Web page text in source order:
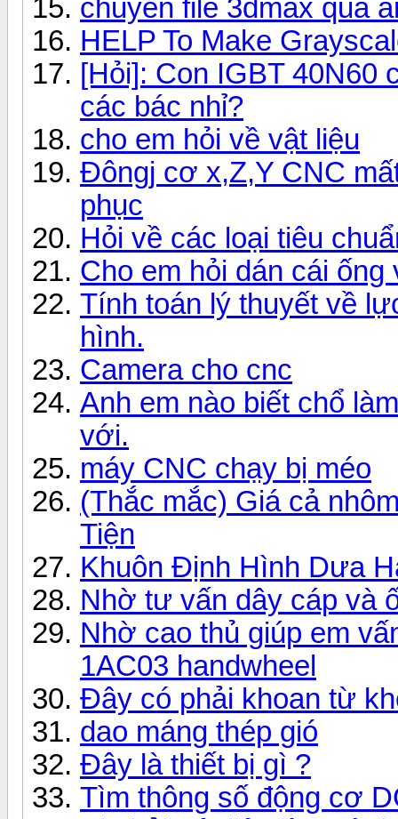
chuyển file 3dmax qua
HELP To Make
[Hỏi]: Con IGBT 40N60
các bác nhỉ?
cho em hỏi về vật liệu
Đôngj cơ x,Z,Y CNC
phục
Hỏi về các loại tiêu
Cho em hỏi dán cái
Tính toán lý thuyết về
hình.
Camera cho cnc
Anh em nào biết chổ
với.
máy CNC chạy bị méo
(Thắc mắc) Giá cả
Tiện
Khuôn Định Hình Dưa
Nhờ tư vấn dây cáp và
Nhờ cao thủ giúp em
1AC03 handwheel
Đây có phải khoan từ
dao máng thép gió
Đây là thiết bị gì ?
Tìm thông số động cơ